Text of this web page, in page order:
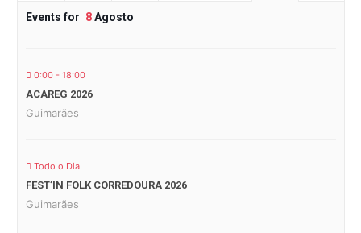
Events for 8Agosto
0:00 - 18:00
ACAREG 2026
Guimarães
Todo o Dia
FEST’IN FOLK CORREDOURA 2026
Guimarães